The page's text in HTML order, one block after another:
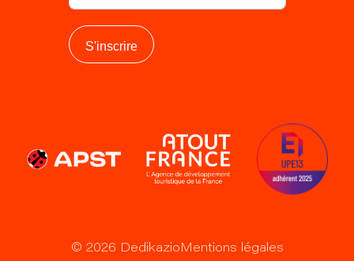
S'inscrire
© 2026 Dedikazio Mentions légales